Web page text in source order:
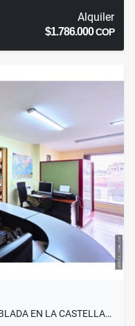
Alquiler
$1.786.000COP
EN LA CASTELLA…